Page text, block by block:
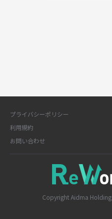
プライバシーポリシー
利用規約
お問い合わせ
Copyright Aidma